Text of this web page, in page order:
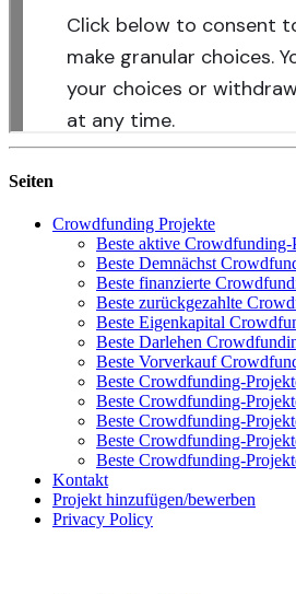
Seiten
Crowdfunding Projekte
Beste aktive Crowdfunding-
Beste Demnächst
Beste finanzierte
Beste zurückgezahlte
Beste Eigenkapital
Beste Darlehen
Beste Vorverkauf
Beste Crowdfunding-
Beste Crowdfunding-
Beste Crowdfunding-
Beste Crowdfunding-
Beste Crowdfunding-
Kontakt
Projekt hinzufügen/bewerben
Privacy Policy